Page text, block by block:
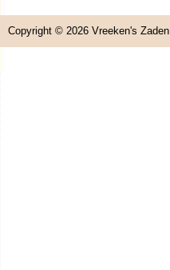
Copyright © 2026 Vreeken's Zaden